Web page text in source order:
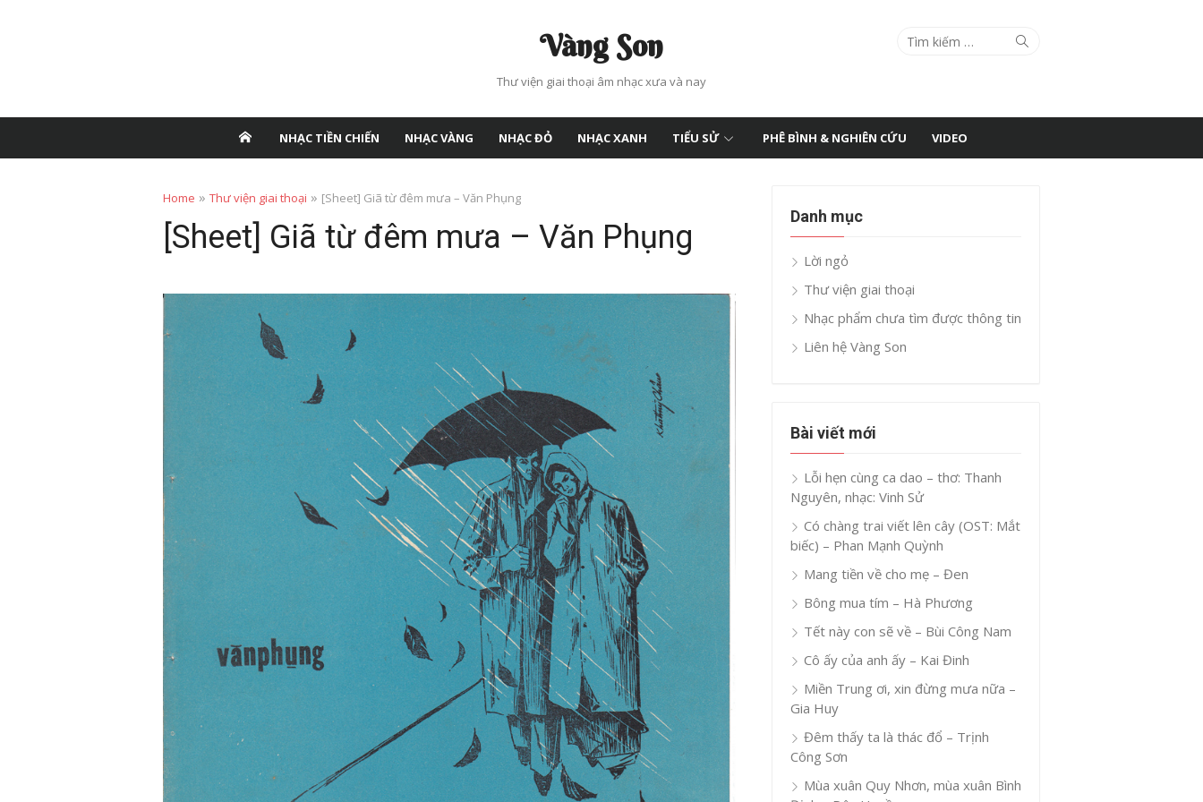
Vàng Son
Thư viện giai thoại âm nhạc xưa và nay
Search
Search
NHẠC TIỀN CHIẾN NHẠC VÀNG NHẠC ĐỎ NHẠC XANH TIỂU SỬ PHÊ BÌNH & NGHIÊN CỨU VIDEO
Home » Thư viện giai thoại » [Sheet] Giã từ đêm mưa – Văn Phụng
[Sheet] Giã từ đêm mưa – Văn Phụng
Danh mục
Lời ngỏ
Thư viện giai thoại
Nhạc phẩm chưa tìm được thông tin
Liên hệ Vàng Son
Bài viết mới
Lỗi hẹn cùng ca dao – thơ: Thanh
Nguyên, nhạc: Vinh Sử
Có chàng trai viết lên cây (OST: Mắt
biếc) – Phan Mạnh Quỳnh
Mang tiền về cho mẹ – Đen
Bông mua tím – Hà Phương
Tết này con sẽ về – Bùi Công Nam
Cô ấy của anh ấy – Kai Đinh
Miền Trung ơi, xin đừng mưa nữa –
Gia Huy
Đêm thấy ta là thác đổ – Trịnh
Công Sơn
Mùa xuân Quy Nhơn, mùa xuân Bình